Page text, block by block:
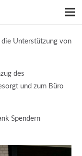
Unterstützung von
des
und zum Büro
Spendern